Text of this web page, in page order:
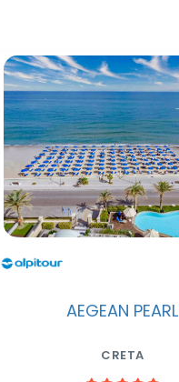
AEGEAN PEARL
CRETA